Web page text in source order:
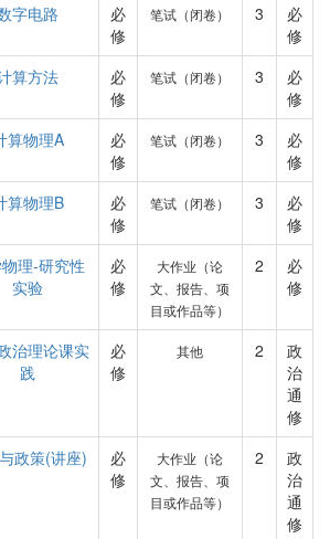
字电路
必
修
笔试（闭卷） 3
必
修
算方法
必
修
笔试（闭卷） 3
必
修
算物理A
必
修
笔试（闭卷） 3
必
修
算物理B
必
修
笔试（闭卷） 3
必
修
理-研究性
实验
必
修
大作业（论
文、报告、项
目或作品等）
2
必
修
治理论课实
践
必
修
其他 2
政
治
通
修
政策(讲座)
必
修
大作业（论
文、报告、项
目或作品等）
2
政
治
通
修